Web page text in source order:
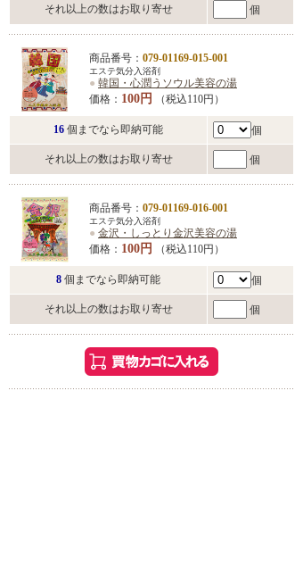
それ以上の数はお取り寄せ 個
商品番号： 079-01169-015-001
エステ気分入浴剤
● 韓国・心潤うソウル美容の湯
価格： 100円 （税込110円）
16 個までなら即納可能 個
それ以上の数はお取り寄せ 個
商品番号： 079-01169-016-001
エステ気分入浴剤
● 金沢・しっとり金沢美容の湯
価格： 100円 （税込110円）
8 個までなら即納可能 個
それ以上の数はお取り寄せ 個